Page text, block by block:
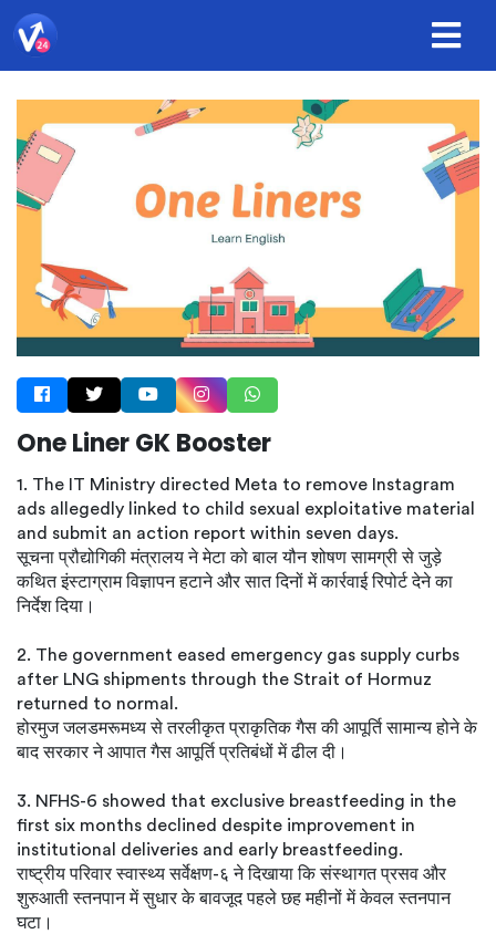
One Liner GK Booster
1. The IT Ministry directed Meta to remove Instagram
ads allegedly linked to child sexual exploitative material
and submit an action report within seven days.
सूचना प्रौद्योगिकी मंत्रालय ने मेटा को बाल यौन शोषण सामग्री से जुड़े
कथित इंस्टाग्राम विज्ञापन हटाने और सात दिनों में कार्रवाई रिपोर्ट देने का
निर्देश दिया।
2. The government eased emergency gas supply curbs
after LNG shipments through the Strait of Hormuz
returned to normal.
होरमुज जलडमरूमध्य से तरलीकृत प्राकृतिक गैस की आपूर्ति सामान्य होने के
बाद सरकार ने आपात गैस आपूर्ति प्रतिबंधों में ढील दी।
3. NFHS-6 showed that exclusive breastfeeding in the
first six months declined despite improvement in
institutional deliveries and early breastfeeding.
राष्ट्रीय परिवार स्वास्थ्य सर्वेक्षण-६ ने दिखाया कि संस्थागत प्रसव और
शुरुआती स्तनपान में सुधार के बावजूद पहले छह महीनों में केवल स्तनपान
घटा।